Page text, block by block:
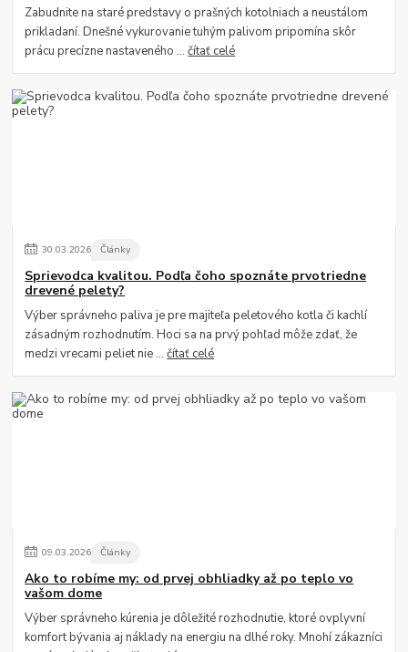
Zabudnite na staré predstavy o prašných kotolniach a neustálom
prikladaní. Dnešné vykurovanie tuhým palivom pripomína skôr
prácu precízne nastaveného ...čítať celé
30.03.2026 Články
Sprievodca kvalitou. Podľa čoho spoznáte prvotriedne
drevené pelety?
Výber správneho paliva je pre majiteľa peletového kotla či kachlí
zásadným rozhodnutím. Hoci sa na prvý pohľad môže zdať, že
medzi vrecami peliet nie ...čítať celé
09.03.2026 Články
Ako to robíme my: od prvej obhliadky až po teplo vo
vašom dome
Výber správneho kúrenia je dôležité rozhodnutie, ktoré ovplyvní
komfort bývania aj náklady na energiu na dlhé roky. Mnohí zákazníci